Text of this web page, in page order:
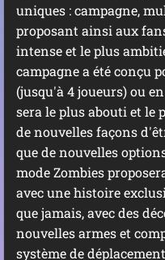
uniques : campagne,
proposant ainsi aux
intense et le plus
campagne a été conçu
(jusqu'à 4 joueurs) ou
sera le plus abouti et le
de nouvelles façons
que de nouvelles
mode Zombies
avec une histoire
que jamais, avec des
nouvelles armes et
système de